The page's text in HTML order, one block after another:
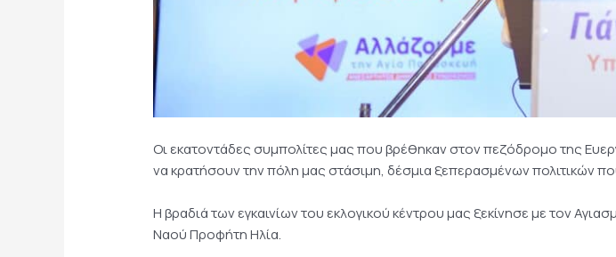
Οι εκατοντάδες συμπολίτες μας που βρέθηκαν στον πεζόδρομο της
να κρατήσουν την πόλη μας στάσιμη, δέσμια ξεπερασμένων πολιτικών
Η βραδιά των εγκαινίων του εκλογικού κέντρου μας ξεκίνησε με τον
Ναού Προφήτη Ηλία.